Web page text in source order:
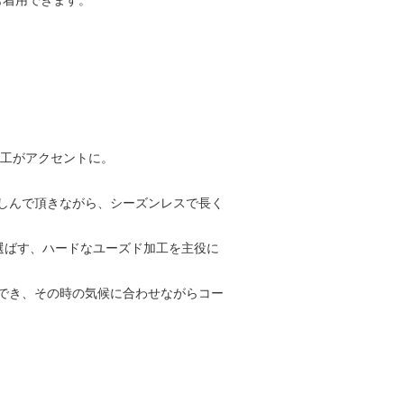
がアクセントに。
で頂きながら、シーズンレスで長く
す、ハードなユーズド加工を主役に
き、その時の気候に合わせながらコー